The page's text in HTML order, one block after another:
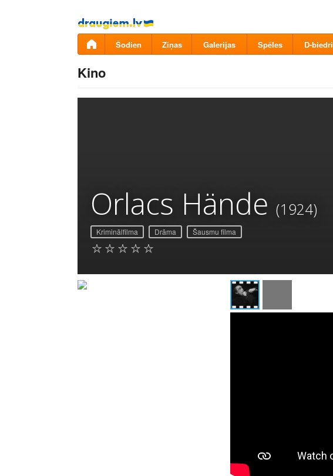
Pāriet
uz
saturu
Šodien Ziņas Galerijas Spēles D-biedri
Kino
Orlacs Hände (1924)
Kriminālfilma Drāma Šausmu filma